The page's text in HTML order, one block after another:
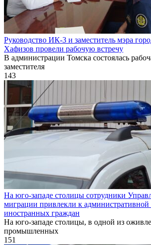
Руководство ИК-3 и заместитель мэра
Хафизов провели рабочую встречу
В администрации Томска состоялась
заместителя
143
На юго-западе столицы сотрудники
миграции привлекли к административной
иностранных граждан
На юго-западе столицы, в одной из
промышленных
151